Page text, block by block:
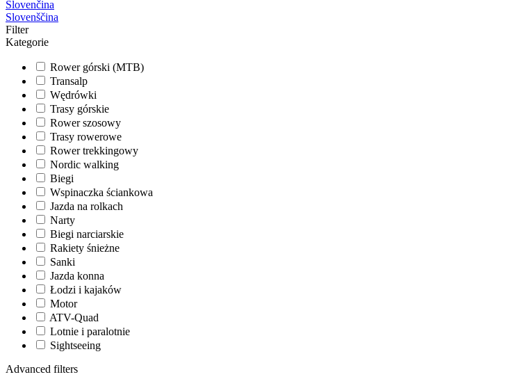
Slovenčina
Slovenščina
Filter
Kategorie
Rower górski (MTB)
Transalp
Wędrówki
Trasy górskie
Rower szosowy
Trasy rowerowe
Rower trekkingowy
Nordic walking
Biegi
Wspinaczka ściankowa
Jazda na rolkach
Narty
Biegi narciarskie
Rakiety śnieżne
Sanki
Jazda konna
Łodzi i kajaków
Motor
ATV-Quad
Lotnie i paralotnie
Sightseeing
Advanced filters